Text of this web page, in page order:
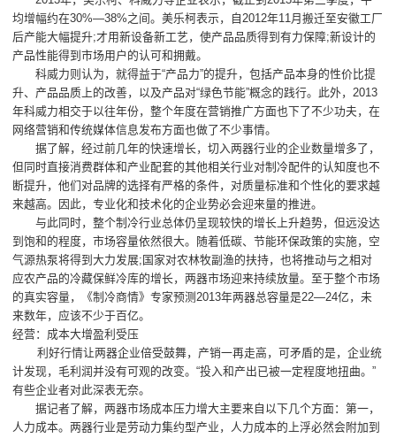
均增幅约在30%—38%之间。美乐柯表示，自2012年11月搬迁至安徽工厂
后产能大幅提升;才用新设备新工艺，使产品品质得到有力保障;新设计的
产品性能得到市场用户的认可和拥戴。
科威力则认为，就得益于“产品力”的提升，包括产品本身的性价比提
升、产品品质上的改善，以及产品对“绿色节能”概念的践行。此外，2013
年科威力相交于以往年份，整个年度在营销推广方面也下了不少功夫，在
网络营销和传统媒体信息发布方面也做了不少事情。
据了解，经过前几年的快速增长，切入两器行业的企业数量增多了，
但同时直接消费群体和产业配套的其他相关行业对制冷配件的认知度也不
断提升，他们对品牌的选择有严格的条件，对质量标准和个性化的要求越
来越高。因此，专业化和技术化的企业势必会迎来量的推进。
与此同时，整个制冷行业总体仍呈现较快的增长上升趋势，但远没达
到饱和的程度，市场容量依然很大。随着低碳、节能环保政策的实施，空
气源热泵将得到大力发展;国家对农林牧副渔的扶持，也将推动与之相对
应农产品的冷藏保鲜冷库的增长，两器市场迎来持续放量。至于整个市场
的真实容量，《制冷商情》专家预测2013年两器总容量是22—24亿，未
来数年，应该不少于百亿。
经营：成本大增盈利受压
利好行情让两器企业倍受鼓舞，产销一再走高，可矛盾的是，企业统
计发现，毛利润并没有可观的改变。“投入和产出已被一定程度地扭曲。”
有些企业者对此深表无奈。
据记者了解，两器市场成本压力增大主要来自以下几个方面：第一，
人力成本。两器行业是劳动力集约型产业，人力成本的上浮必然会附加到